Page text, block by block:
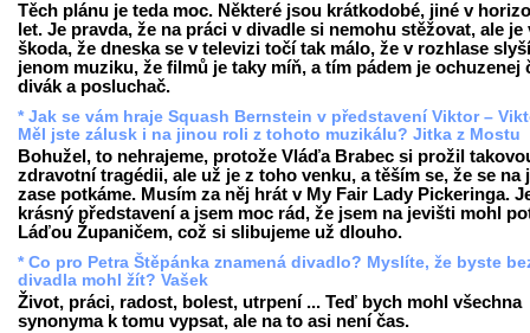
Těch plánu je teda moc. Některé jsou krátkodobé, jiné v
let. Je pravda, že na práci v divadle si nemohu stěžovat, ale je
škoda, že dneska se v televizi točí tak málo, že v rozhlase
jenom muziku, že filmů je taky míň, a tím pádem je ochuzenej
divák a posluchač.
* Jak se vám hraje Squash Bernstein v představení Viktor –
Měl jste zálusk i na jinou roli z tohoto muzikálu? Jitka z Mostu
Bohužel, to nehrajeme, protože Vláďa Brabec si prožil
zdravotní tragédii, ale už je z toho venku, a těším se, že se na
zase potkáme. Musím za něj hrát v My Fair Lady Pickeringa.
krásný představení a jsem moc rád, že jsem na jevišti mohl
Láďou Županičem, což si slibujeme už dlouho.
* Co pro Petra Štěpánka znamená divadlo? Myslíte, že byste
divadla mohl žít? Vašek
Život, práci, radost, bolest, utrpení ... Teď bych mohl všechna
synonyma k tomu vypsat, ale na to asi není čas.